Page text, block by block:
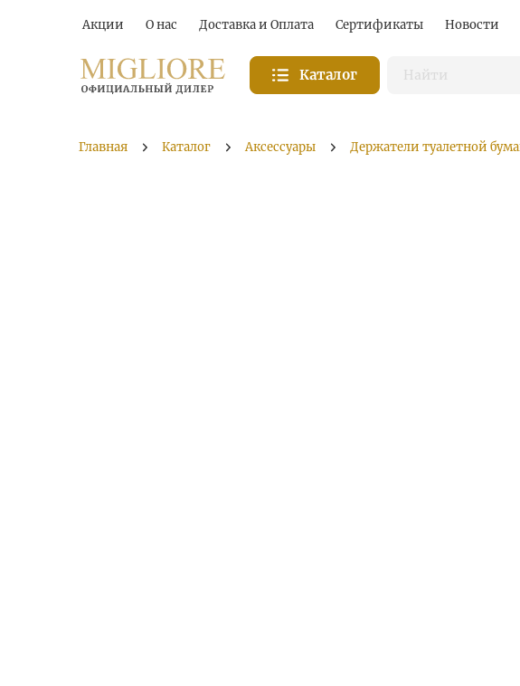
Акции О нас Доставка и Оплата Сертификаты Новости
Каталог
Главная Каталог Аксессуары Держатели туалетной